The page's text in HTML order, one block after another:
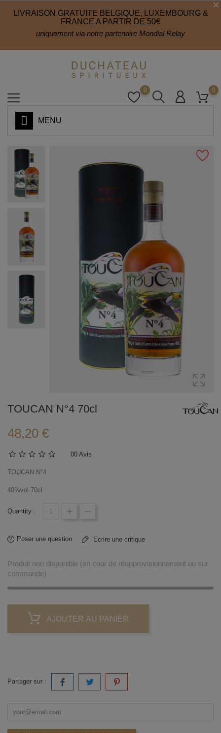
LIVRAISON GRATUITE BELGIQUE, LUXEMBOURG &
FRANCE A PARTIR DE 50€
uniquement via notre partenaire Mondial Relay
0
0
MENU
TOUCAN N°4 70cl
48,20 €
00 Avis
TOUCAN N°4
40%vol 70cl
Quantity :
Poser une question Ecrire une critique
Produit non disponible (en cour de réapprovisionnement ou sur
commande)
AJOUTER AU PANIER
Partager sur :